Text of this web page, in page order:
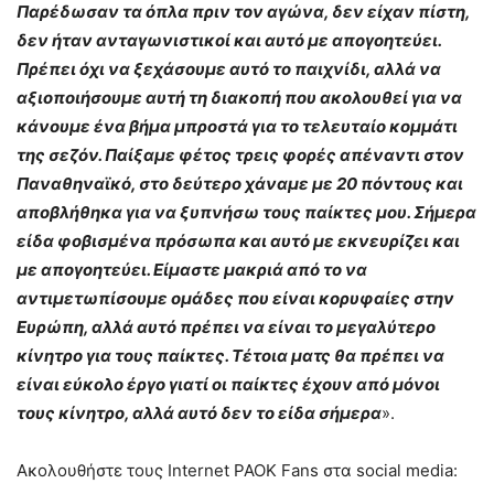
Παρέδωσαν τα όπλα πριν τον αγώνα, δεν είχαν πίστη,
δεν ήταν ανταγωνιστικοί και αυτό με απογοητεύει.
Πρέπει όχι να ξεχάσουμε αυτό το παιχνίδι, αλλά να
αξιοποιήσουμε αυτή τη διακοπή που ακολουθεί για να
κάνουμε ένα βήμα μπροστά για το τελευταίο κομμάτι
της σεζόν. Παίξαμε φέτος τρεις φορές απέναντι στον
Παναθηναϊκό, στο δεύτερο χάναμε με 20 πόντους και
αποβλήθηκα για να ξυπνήσω τους παίκτες μου. Σήμερα
είδα φοβισμένα πρόσωπα και αυτό με εκνευρίζει και
με απογοητεύει. Είμαστε μακριά από το να
αντιμετωπίσουμε ομάδες που είναι κορυφαίες στην
Ευρώπη, αλλά αυτό πρέπει να είναι το μεγαλύτερο
κίνητρο για τους παίκτες. Τέτοια ματς θα πρέπει να
είναι εύκολο έργο γιατί οι παίκτες έχουν από μόνοι
τους κίνητρο, αλλά αυτό δεν το είδα σήμερα».
Ακολουθήστε τους Internet PAOK Fans στα social media: